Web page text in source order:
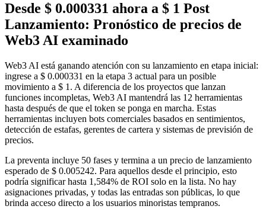
Desde $ 0.000331 ahora a $ 1 Post
Lanzamiento: Pronóstico de precios de
Web3 AI examinado
Web3 AI está ganando atención con su lanzamiento en etapa inicial:
ingrese a $ 0.000331 en la etapa 3 actual para un posible
movimiento a $ 1. A diferencia de los proyectos que lanzan
funciones incompletas, Web3 AI mantendrá las 12 herramientas
hasta después de que el token se ponga en marcha. Estas
herramientas incluyen bots comerciales basados ​​en sentimientos,
detección de estafas, gerentes de cartera y sistemas de previsión de
precios.
La preventa incluye 50 fases y termina a un precio de lanzamiento
esperado de $ 0.005242. Para aquellos desde el principio, esto
podría significar hasta 1,584% de ROI solo en la lista. No hay
asignaciones privadas, y todas las entradas son públicas, lo que
brinda acceso directo a los usuarios minoristas tempranos.